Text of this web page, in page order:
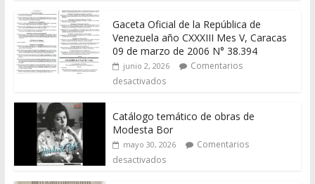
Gaceta Oficial de la República de
Venezuela año CXXXIII Mes V, Caracas
09 de marzo de 2006 N° 38.394
junio 2, 2026
Comentarios
desactivados
Catálogo temático de obras de
Modesta Bor
mayo 30, 2026
Comentarios
desactivados